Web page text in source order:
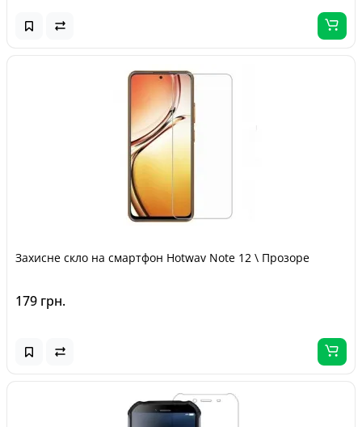
Захисне скло на смартфон Hotwav Note 12 \ Прозоре
179 грн.